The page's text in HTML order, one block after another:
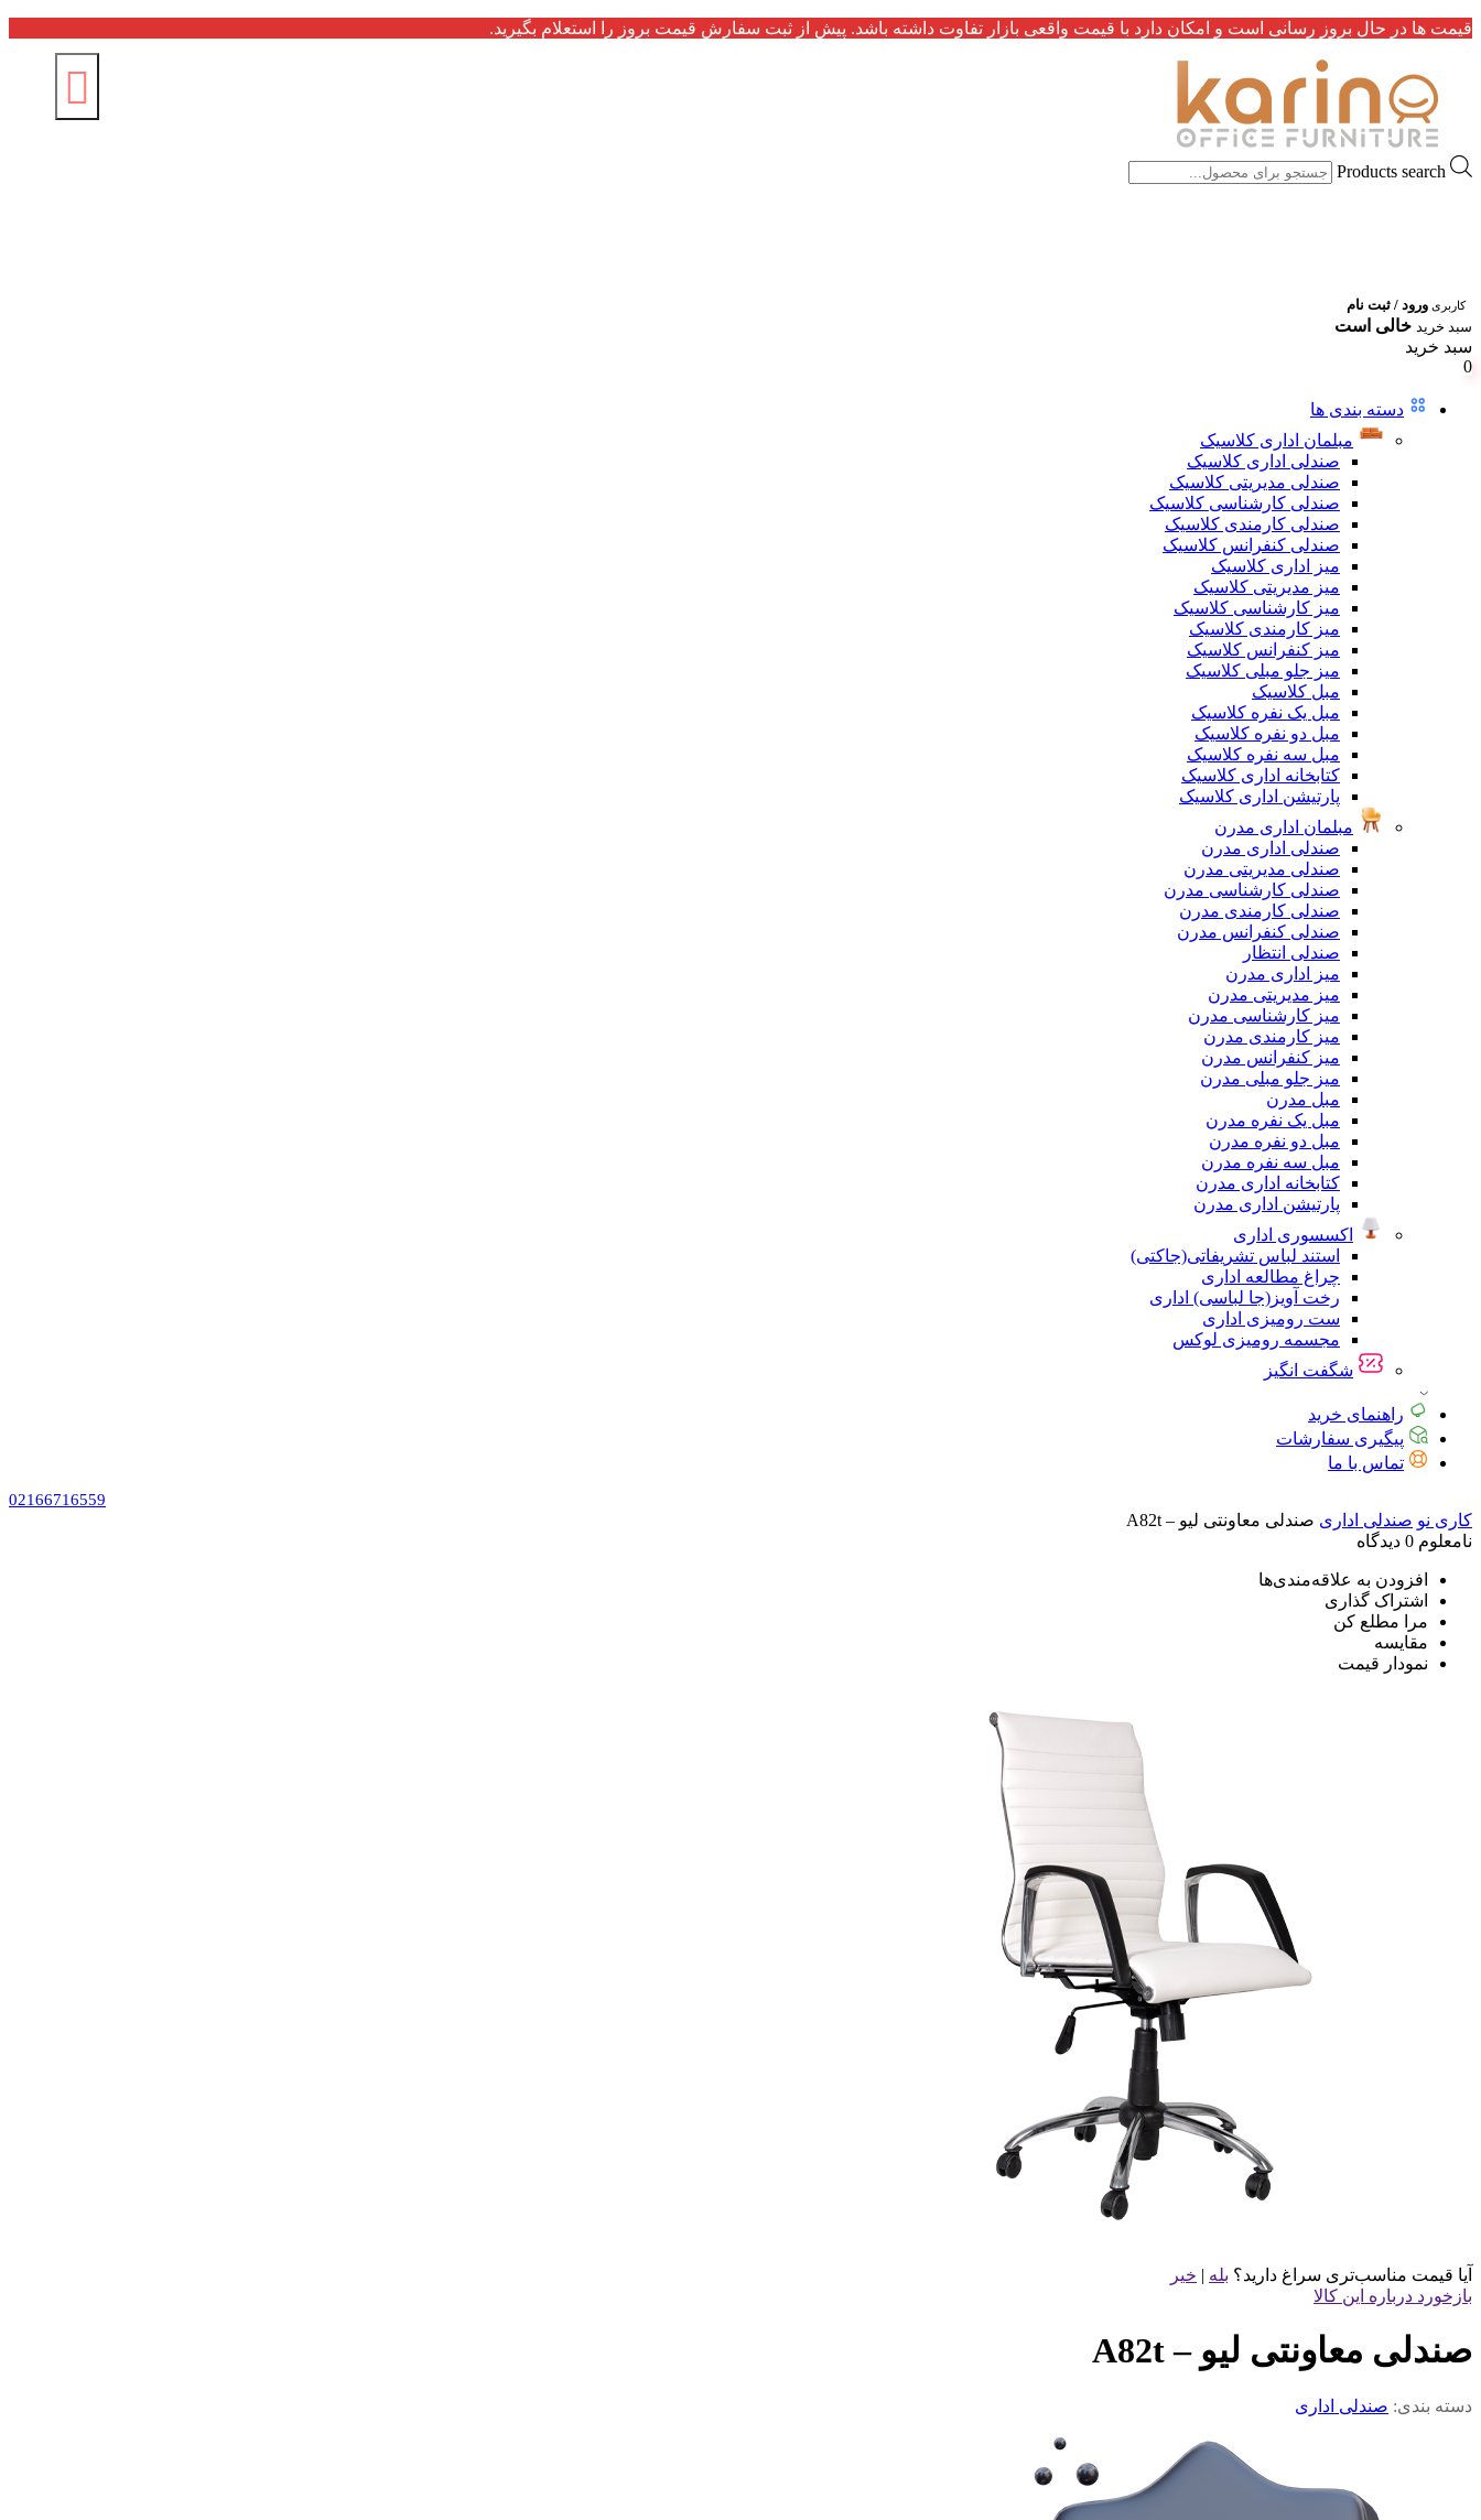
قیمت ها در حال بروز رسانی است و امکان دارد با قیمت واقعی بازار تفاوت داشته باشد. پیش از ثبت سفارش قیمت بروز را استعلام بگیرید.
Products search
کاربری ورود / ثبت نام
سبد خرید خالی است
سبد خرید
0
دسته بندی ها
مبلمان اداری کلاسیک
صندلی اداری کلاسیک
صندلی مدیریتی کلاسیک
صندلی کارشناسی کلاسیک
صندلی کارمندی کلاسیک
صندلی کنفرانس کلاسیک
میز اداری کلاسیک
میز مدیریتی کلاسیک
میز کارشناسی کلاسیک
میز کارمندی کلاسیک
میز کنفرانس کلاسیک
میز جلو مبلی کلاسیک
مبل کلاسیک
مبل یک نفره کلاسیک
مبل دو نفره کلاسیک
مبل سه نفره کلاسیک
کتابخانه اداری کلاسیک
پارتیشن اداری کلاسیک
مبلمان اداری مدرن
صندلی اداری مدرن
صندلی مدیریتی مدرن
صندلی کارشناسی مدرن
صندلی کارمندی مدرن
صندلی کنفرانس مدرن
صندلی انتظار
میز اداری مدرن
میز مدیریتی مدرن
میز کارشناسی مدرن
میز کارمندی مدرن
میز کنفرانس مدرن
میز جلو مبلی مدرن
مبل مدرن
مبل یک نفره مدرن
مبل دو نفره مدرن
مبل سه نفره مدرن
کتابخانه اداری مدرن
پارتیشن اداری مدرن
اکسسوری اداری
استند لباس تشریفاتی(جاکتی)
چراغ مطالعه اداری
رخت آویز(جا لباسی) اداری
ست رومیزی اداری
مجسمه رومیزی لوکس
شگفت انگیز
راهنمای خرید
پیگیری سفارشات
تماس با ما
02166716559
کاری نو صندلی اداری صندلی معاونتی لیو – A82t
نامعلوم 0 دیدگاه
افزودن به علاقه‌مندی‌ها
اشتراک گذاری
مرا مطلع کن
مقایسه
نمودار قیمت
آیا قیمت مناسب‌تری سراغ دارید؟ بله | خیر
بازخورد درباره این کالا
صندلی معاونتی لیو – A82t
دسته بندی: صندلی اداری